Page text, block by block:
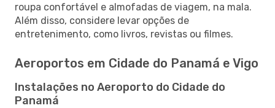
roupa confortável e almofadas de viagem, na mala.
Além disso, considere levar opções de
entretenimento, como livros, revistas ou filmes.
Aeroportos em Cidade do Panamá e Vigo
Instalações no Aeroporto do Cidade do
Panamá